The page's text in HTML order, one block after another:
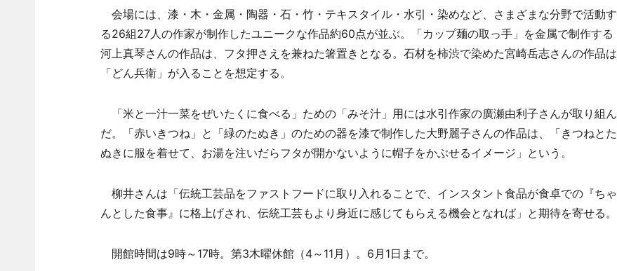
会場には、漆・木・金属・陶器・石・竹・テキスタイル・水引・染めなど、さまざまな分野で活動す
る26組27人の作家が制作したユニークな作品約60点が並ぶ。「カップ麺の取っ手」を金属で制作する
河上真琴さんの作品は、フタ押さえを兼ねた箸置きとなる。石材を柿渋で染めた宮崎岳志さんの作品は
「どん兵衛」が入ることを想定する。
「米と一汁一菜をぜいたくに食べる」ための「みそ汁」用には水引作家の廣瀬由利子さんが取り組ん
だ。「赤いきつね」と「緑のたぬき」のための器を漆で制作した大野麗子さんの作品は、「きつねとた
ぬきに服を着せて、お湯を注いだらフタが開かないように帽子をかぶせるイメージ」という。
柳井さんは「伝統工芸品をファストフードに取り入れることで、インスタント食品が食卓での『ちゃ
んとした食事』に格上げされ、伝統工芸もより身近に感じてもらえる機会となれば」と期待を寄せる。
開館時間は9時～17時。第3木曜休館（4～11月）。6月1日まで。